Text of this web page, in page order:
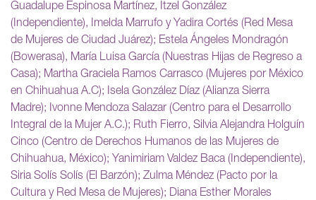
Guadalupe Espinosa Martínez, Itzel González
(Independiente), Imelda Marrufo y Yadira Cortés (Red Mesa
de Mujeres de Ciudad Juárez); Estela Ángeles Mondragón
(Bowerasa), María Luisa García (Nuestras Hijas de Regreso a
Casa); Martha Graciela Ramos Carrasco (Mujeres por México
en Chihuahua A.C); Isela González Díaz (Alianza Sierra
Madre); Ivonne Mendoza Salazar (Centro para el Desarrollo
Integral de la Mujer A.C.); Ruth Fierro, Silvia Alejandra Holguín
Cinco (Centro de Derechos Humanos de las Mujeres de
Chihuahua, México); Yanimiriam Valdez Baca (Independiente),
Siria Solís Solís (El Barzón); Zulma Méndez (Pacto por la
Cultura y Red Mesa de Mujeres); Diana Esther Morales